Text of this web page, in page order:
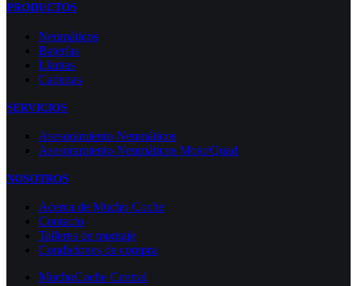
PRODUCTOS
Neumáticos
Baterías
Llantas
Cadenas
SERVICIOS
Asesoramiento Neumáticos
Asesoramiento Neumáticos Moto/Quad
NOSOTROS
Acerca de Mucho Coche
Contacto
Talleres de montaje
Condiciones de compra
MuchoCoche Central